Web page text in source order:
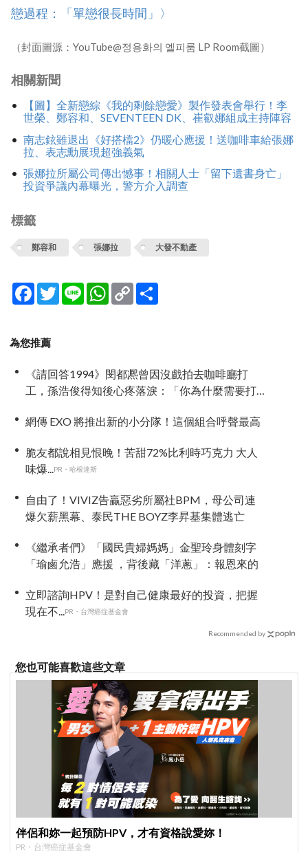
戀過程：「單戀很長時間」〉
（封面圖源：YouTube@정용화의 엘피룸 LP Room截圖）
相關新聞
【圖】全新戀綜《我的剩餘戀愛》製作發表會舉行！李
世榮、鄭容和、SEVENTEEN DK、崔叡娜組成主持陣容
南志鉉雖退出《好搭檔2》仍暖心應援！送咖啡車給張娜
拉、表志勳展現超強義氣
張娜拉所屬公司傳出憾事！相關人士「留下遺書身亡」
投資爭議內幕曝光，警方介入調查
標籤
鄭容和 張娜拉 大發不動產
Facebook
TwitterLine WhatsApp
Copy
Link
為您推薦
《請回答1994》閔都凞曾因沒戲拍去咖啡廳打
工，孫浩俊得知後心疼落淚：「你為什麼需要打
網傳 EXO 將推出新的小分隊！這個組合呼聲最高
脆友都說相見恨晚！苦甜72%比利時巧克力 大人
味爆...PR・哈根達斯
自由了！VIVIZ告贏惡劣所屬社BPM，母公司連
爆欠薪黑幕、泰民THE BOYZ李昇基集體逃亡
《繼承者們》「國民貴婦媽媽」金聖玲身體刻字
「瑜鹵允浩」應援 ，背後藏「洋蔥」：報恩來的
立即諮詢HPV！是對自己健康最好的投資，把握
現在不...PR・台灣癌症基金會
Recommended by
您也可能喜歡這些文章
伴侶和妳一起預防HPV，才有資格說愛妳！
PR・台灣癌症基金會